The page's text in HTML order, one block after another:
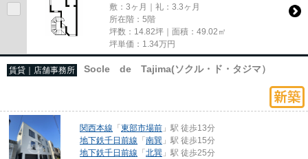
敷：3ヶ月｜礼：3.3ヶ月
所在階：5階
坪数：14.82坪｜面積：49.02㎡
坪単価： 1.34万円
賃貸｜店舗事務所 Socle de Tajima(ソクル・ド・タジマ）
関西本線 「東部市場前 」駅 徒歩13分
地下鉄千日前線 「南巽 」駅 徒歩15分
地下鉄千日前線 「北巽 」駅 徒歩25分